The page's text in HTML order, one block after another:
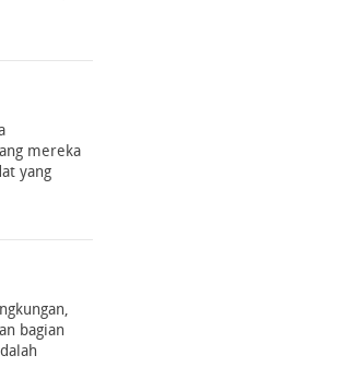
mereka
yang
bagian